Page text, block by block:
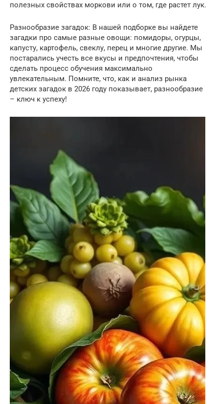
полезных свойствах моркови или о том, где растет лук.
Разнообразие загадок: В нашей подборке вы найдете
загадки про самые разные овощи: помидоры, огурцы,
капусту, картофель, свеклу, перец и многие другие. Мы
постарались учесть все вкусы и предпочтения, чтобы
сделать процесс обучения максимально
увлекательным. Помните, что, как и анализ рынка
детских загадок в 2026 году показывает, разнообразие
– ключ к успеху!